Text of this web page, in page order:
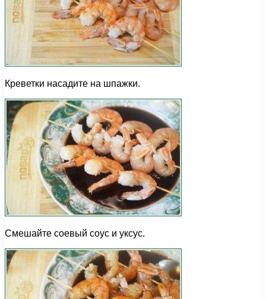
Креветки насадите на шпажки.
Смешайте соевый соус и уксус.